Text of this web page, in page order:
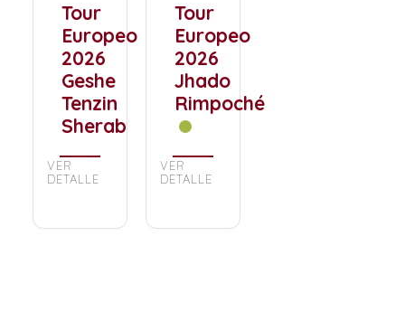
Tour
Europeo
2026
Geshe
Tenzin
Sherab
VER
DETALLE
Tour
Europeo
2026
Jhado
Rimpoché
VER
DETALLE